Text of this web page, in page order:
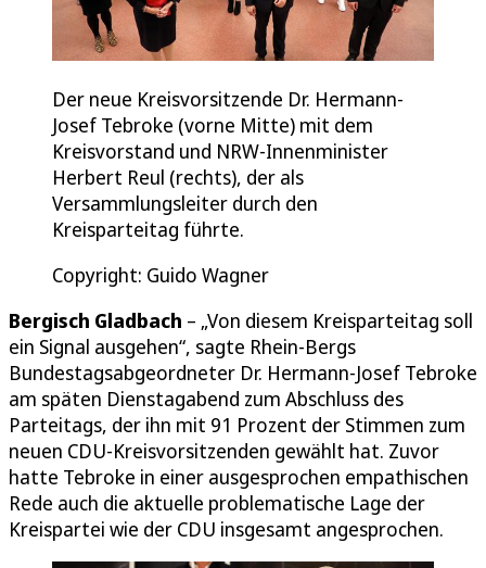
Der neue Kreisvorsitzende Dr. Hermann-
Josef Tebroke (vorne Mitte) mit dem
Kreisvorstand und NRW-Innenminister
Herbert Reul (rechts), der als
Versammlungsleiter durch den
Kreisparteitag führte.
Copyright: Guido Wagner
Bergisch Gladbach – „Von diesem Kreisparteitag soll
ein Signal ausgehen“, sagte Rhein-Bergs
Bundestagsabgeordneter Dr. Hermann-Josef Tebroke
am späten Dienstagabend zum Abschluss des
Parteitags, der ihn mit 91 Prozent der Stimmen zum
neuen CDU-Kreisvorsitzenden gewählt hat. Zuvor
hatte Tebroke in einer ausgesprochen empathischen
Rede auch die aktuelle problematische Lage der
Kreispartei wie der CDU insgesamt angesprochen.